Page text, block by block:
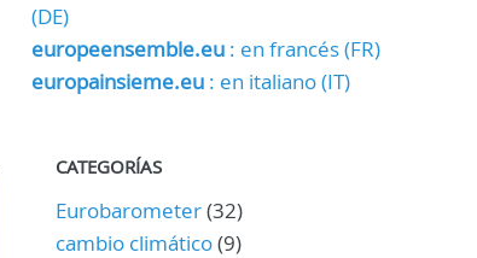
(DE)
europeensemble.eu: en francés (FR)
europainsieme.eu: en italiano (IT)
CATEGORÍAS
Eurobarometer(32)
cambio climático(9)